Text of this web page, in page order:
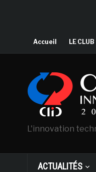
Accueil LE CLUB
L'innovation
ACTUALITÉS